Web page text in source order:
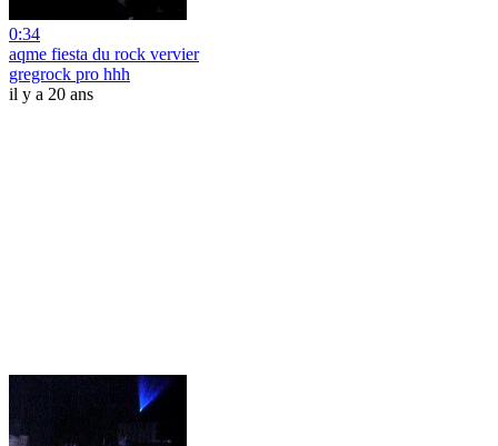
0:34
aqme fiesta du rock vervier
gregrock pro hhh
il y a 20 ans